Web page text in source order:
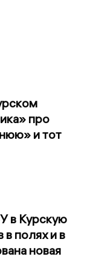
про
и тот
в Курскую
в полях и в
новая